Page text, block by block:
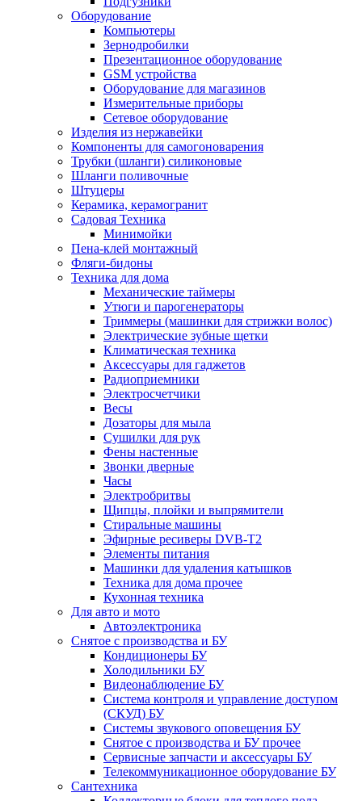
Оборудование
Компьютеры
Зернодробилки
Презентационное оборудование
GSM устройства
Оборудование для магазинов
Измерительные приборы
Сетевое оборудование
Изделия из нержавейки
Компоненты для самогоноварения
Трубки (шланги) силиконовые
Шланги поливочные
Штуцеры
Керамика, керамогранит
Садовая Техника
Минимойки
Пена-клей монтажный
Фляги-бидоны
Техника для дома
Механические таймеры
Утюги и парогенераторы
Триммеры (машинки для стрижки волос)
Электрические зубные щетки
Климатическая техника
Аксессуары для гаджетов
Радиоприемники
Электросчетчики
Весы
Дозаторы для мыла
Сушилки для рук
Фены настенные
Звонки дверные
Часы
Электробритвы
Щипцы, плойки и выпрямители
Стиральные машины
Эфирные ресиверы DVB-T2
Элементы питания
Машинки для удаления катышков
Техника для дома прочее
Кухонная техника
Для авто и мото
Автоэлектроника
Снятое с производства и БУ
Кондиционеры БУ
Холодильники БУ
Видеонаблюдение БУ
Система контроля и управление доступом
(СКУД) БУ
Системы звукового оповещения БУ
Снятое с производства и БУ прочее
Сервисные запчасти и аксессуары БУ
Телекоммуникационное оборудование БУ
Сантехника